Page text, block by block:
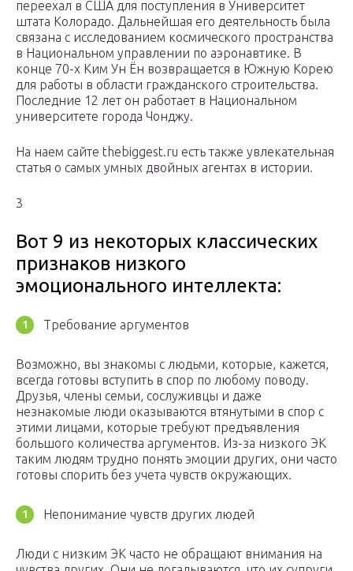
переехал в США для поступления в Университет
штата Колорадо. Дальнейшая его деятельность была
связана с исследованием космического пространства
в Национальном управлении по аэронавтике. В
конце 70-х Ким Ун Ён возвращается в Южную Корею
для работы в области гражданского строительства.
Последние 12 лет он работает в Национальном
университете города Чонджу.
На наем сайте thebiggest.ru есть также увлекательная
статья о самых умных двойных агентах в истории.
3
Вот 9 из некоторых классических
признаков низкого
эмоционального интеллекта:
Требование аргументов
Возможно, вы знакомы с людьми, которые, кажется,
всегда готовы вступить в спор по любому поводу.
Друзья, члены семьи, сослуживцы и даже
незнакомые люди оказываются втянутыми в спор с
этими лицами, которые требуют предъявления
большого количества аргументов. Из-за низкого ЭК
таким людям трудно понять эмоции других, они часто
готовы спорить без учета чувств окружающих.
Непонимание чувств других людей
Люди с низким ЭК часто не обращают внимания на